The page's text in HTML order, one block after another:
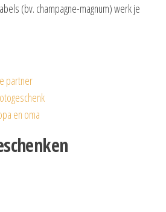
(bv. champagne-magnum) werk je
partner
en oma